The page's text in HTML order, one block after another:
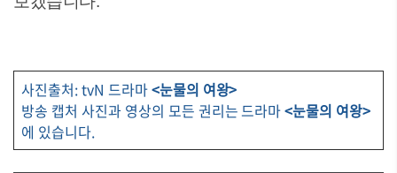
사진출처: tvN 드라마<눈물의 여왕>
방송 캡처 사진과 영상의 모든 권리는 드라마<눈물의 여왕>
에 있습니다.